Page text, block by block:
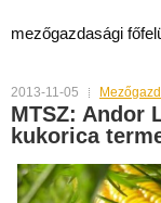
mezőgazdasági
2013-11-05
MTSZ: Andor
kukorica